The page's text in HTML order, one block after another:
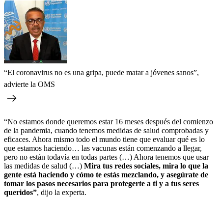
“El coronavirus no es una gripa, puede matar a jóvenes sanos”,
advierte la OMS
“No estamos donde queremos estar 16 meses después del comienzo
de la pandemia, cuando tenemos medidas de salud comprobadas y
eficaces. Ahora mismo todo el mundo tiene que evaluar qué es lo
que estamos haciendo… las vacunas están comenzando a llegar,
pero no están todavía en todas partes (…) Ahora tenemos que usar
las medidas de salud (…) Mira tus redes sociales, mira lo que la
gente está haciendo y cómo te estás mezclando, y asegúrate de
tomar los pasos necesarios para protegerte a ti y a tus seres
queridos”, dijo la experta.